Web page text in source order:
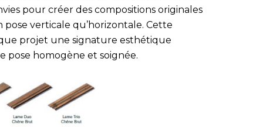
pour créer des compositions originales
pose verticale qu’horizontale. Cette
projet une signature esthétique
pose homogène et soignée.